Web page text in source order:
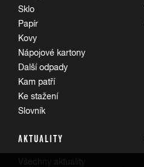
Sklo
Papír
Kovy
Nápojové kartony
Další odpady
Kam patří
Ke stažení
Slovník
AKTUALITY